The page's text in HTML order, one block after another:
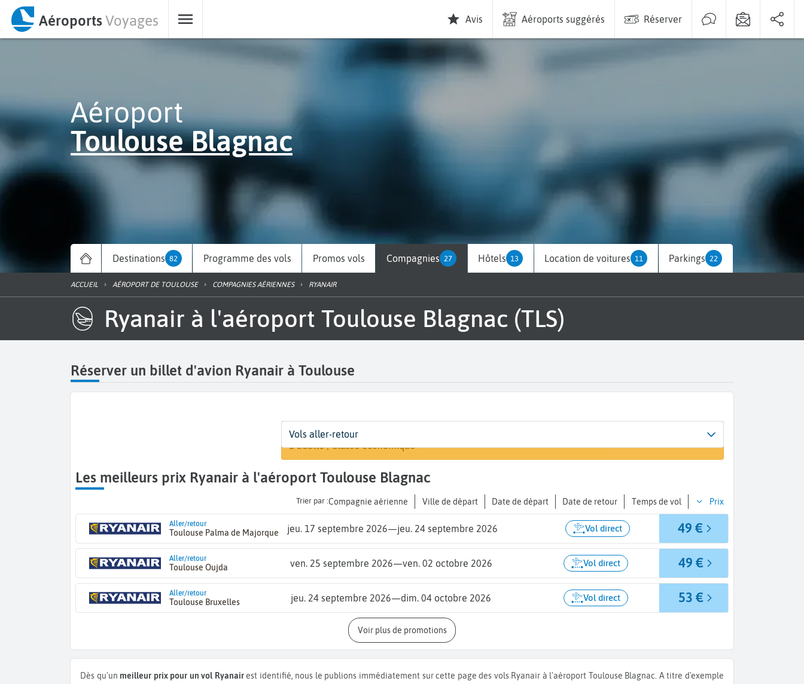
AéroportsVoyages Avis Aéroports suggérés Réserver
Aéroport
Toulouse Blagnac
Destinations 82 Programme des vols Promos vols Compagnies 27 Hôtels 13 Location de voitures 11 Parkings 22
ACCUEIL AÉROPORT DE TOULOUSE COMPAGNIES AÉRIENNES RYANAIR
Ryanair à l'aéroport Toulouse Blagnac (TLS)
Réserver un billet d'avion Ryanair à Toulouse
Départ
Toulouse Blagnac (TLS) A...
Dates
Dates de votre voyage
Voyageurs | Classe
1 adulte | Classe économique
Vols aller-retour
Les meilleurs prix Ryanair à l'aéroport Toulouse Blagnac
Trier par : Compagnie aérienne Ville de départ Date de départ Date de retour Temps de vol Prix
Aller/retour
Toulouse Palma de Majorque jeu. 17 septembre 2026—jeu. 24 septembre 2026 Vol direct 49 €
Aller/retour
Toulouse Oujda ven. 25 septembre 2026—ven. 02 octobre 2026 Vol direct 49 €
Aller/retour
Toulouse Bruxelles jeu. 24 septembre 2026—dim. 04 octobre 2026 Vol direct 53 €
Voir plus de promotions
Dès qu'un meilleur prix pour un vol Ryanairest identifié, nous le publions immédiatement sur cette page des vols Ryanair à l'aéroport Toulouse Blagnac. A titre d'exemple